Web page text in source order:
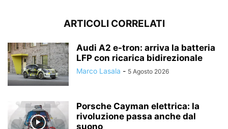
ARTICOLI CORRELATI
Audi A2 e-tron: arriva la batteria
LFP con ricarica bidirezionale
Marco Lasala - 5 Agosto 2026
Porsche Cayman elettrica: la
rivoluzione passa anche dal
suono